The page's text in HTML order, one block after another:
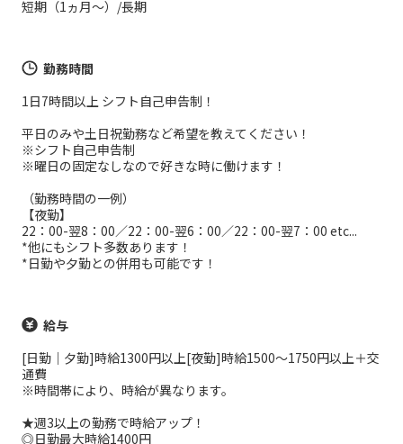
短期（1ヵ月～）/長期
勤務時間
1日7時間以上 シフト自己申告制！
平日のみや土日祝勤務など希望を教えてください！
※シフト自己申告制
※曜日の固定なしなので好きな時に働けます！
（勤務時間の一例）
【夜勤】
22：00-翌8：00／22：00-翌6：00／22：00-翌7：00 etc...
*他にもシフト多数あります！
*日勤や夕勤との併用も可能です！
給与
[日勤｜夕勤]時給1300円以上[夜勤]時給1500～1750円以上＋交
通費
※時間帯により、時給が異なります。
★週3以上の勤務で時給アップ！
◎日勤最大時給1400円